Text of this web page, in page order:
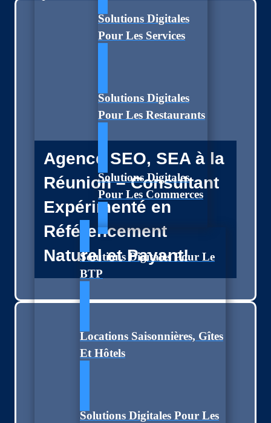
Solutions Digitales
Pour Les Services
Solutions Digitales
Pour Les Restaurants
Solutions Digitales
Pour Les Commerces
Solutions Digitales Pour Le
BTP
Locations Saisonnières, Gîtes
Et Hôtels
Solutions Digitales Pour Les
Agence SEO, SEA à la
Réunion – Consultant
Expérimenté en
Référencement
Naturel et Payant!